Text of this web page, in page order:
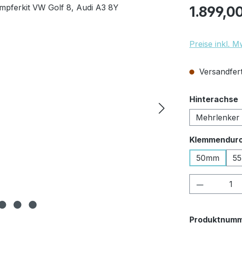
Regulärer
Preise inkl.
Hinterachse
Mehrlenker
50mm